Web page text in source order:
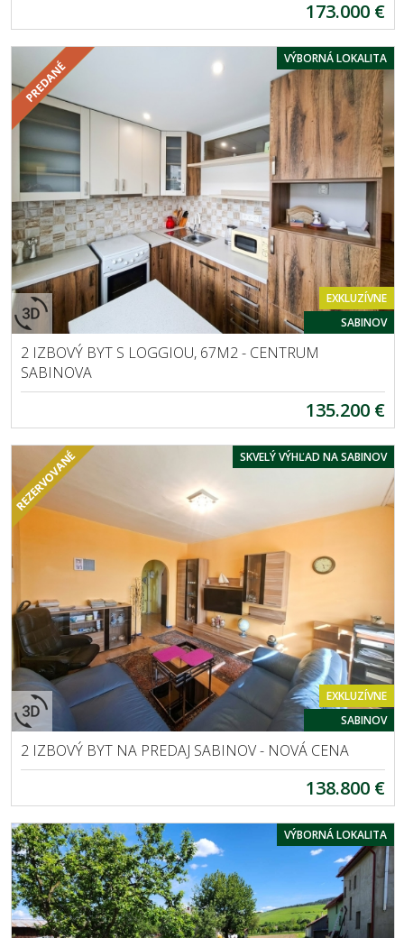
173.000 €
VÝBORNÁ LOKALITA
EXKLUZÍVNE
SABINOV
2 IZBOVÝ BYT S LOGGIOU, 67M2 - CENTRUM
SABINOVA
135.200 €
SKVELÝ VÝHĽAD NA SABINOV
EXKLUZÍVNE
SABINOV
2 IZBOVÝ BYT NA PREDAJ SABINOV - NOVÁ CENA
138.800 €
VÝBORNÁ LOKALITA